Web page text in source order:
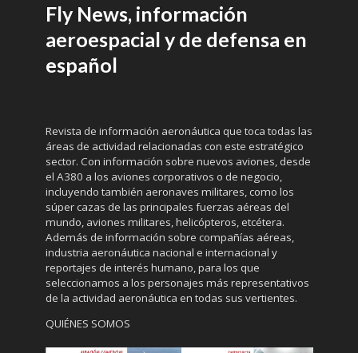
Fly News, información
aeroespacial y de defensa en
español
Revista de información aeronáutica que toca todas las
áreas de actividad relacionadas con este estratégico
sector. Con información sobre nuevos aviones, desde
el A380 a los aviones corporativos o de negocio,
incluyendo también aeronaves militares, como los
súper cazas de las principales fuerzas aéreas del
mundo, aviones militares, helicópteros, etcétera.
Además de información sobre compañías aéreas,
industria aeronáutica nacional e internacional y
reportajes de interés humano, para los que
seleccionamos a los personajes más representativos
de la actividad aeronáutica en todas sus vertientes.
QUIÉNES SOMOS